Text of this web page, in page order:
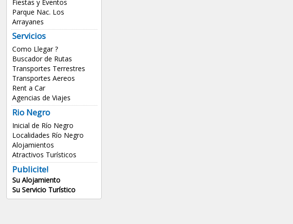
Fiestas y Eventos
Parque Nac. Los
Arrayanes
Servicios
Como Llegar ?
Buscador de Rutas
Transportes Terrestres
Transportes Aereos
Rent a Car
Agencias de Viajes
Rio Negro
Inicial de Río Negro
Localidades Río Negro
Alojamientos
Atractivos Turísticos
Publicite!
Su Alojamiento
Su Servicio Turístico